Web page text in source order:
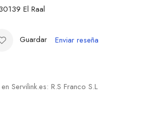
El Raal
Guardar Enviar reseña
Servilink.es: R.S Franco S.L